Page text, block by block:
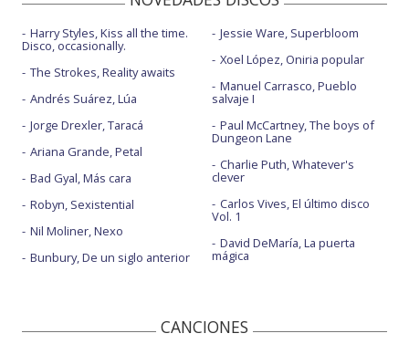
Harry Styles, Kiss all the time.
Disco, occasionally.
The Strokes, Reality awaits
Andrés Suárez, Lúa
Jorge Drexler, Taracá
Ariana Grande, Petal
Bad Gyal, Más cara
Robyn, Sexistential
Nil Moliner, Nexo
Bunbury, De un siglo anterior
Jessie Ware, Superbloom
Xoel López, Oniria popular
Manuel Carrasco, Pueblo
salvaje I
Paul McCartney, The boys of
Dungeon Lane
Charlie Puth, Whatever's
clever
Carlos Vives, El último disco
Vol. 1
David DeMaría, La puerta
mágica
CANCIONES